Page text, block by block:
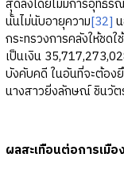
สุดลงโดยไม่มีการอุทธร
นั้นไม่นับอายุความ[32]
กระทรวงการคลังให้ชด
เป็นเงิน
บังคับคดี ในอันที่จะต้อง
นางสาวยิ่งลักษณ์ ชินวัต
ผลสะเทือนต่อการเมือ